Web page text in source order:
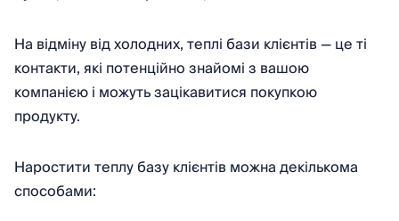
На відміну від холодних, теплі бази клієнтів — це ті
контакти, які потенційно знайомі з вашою
компанією і можуть зацікавитися покупкою
продукту.
Наростити теплу базу клієнтів можна декількома
способами: